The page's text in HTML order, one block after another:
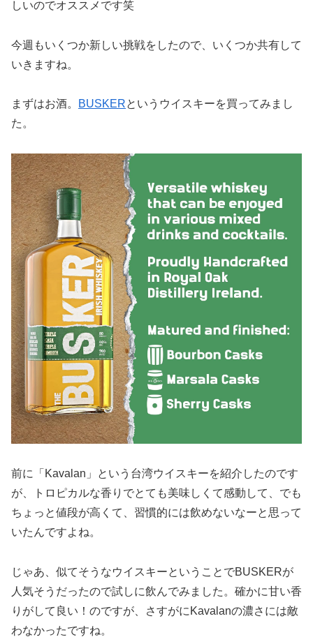
しいのでオススメです笑
今週もいくつか新しい挑戦をしたので、いくつか共有して
いきますね。
まずはお酒。 BUSKERというウイスキーを買ってみまし
た。
前に「Kavalan」という台湾ウイスキーを紹介したのです
が、トロピカルな香りでとても美味しくて感動して、でも
ちょっと値段が高くて、習慣的には飲めないなーと思って
いたんですよね。
じゃあ、似てそうなウイスキーということでBUSKERが
人気そうだったので試しに飲んでみました。確かに甘い香
りがして良い！のですが、さすがにKavalanの濃さには敵
わなかったですね。